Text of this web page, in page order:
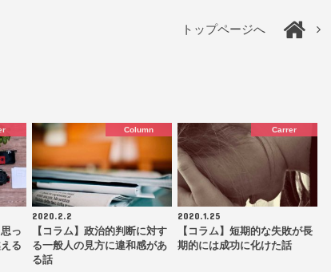
トップページへ
っ
る
Column
2020.2.2
【コラム】政治的判断に対す
る一般人の見方に違和感があ
る話
Carrer
2020.1.25
【コラム】短期的な失敗が長
期的には成功に化けた話